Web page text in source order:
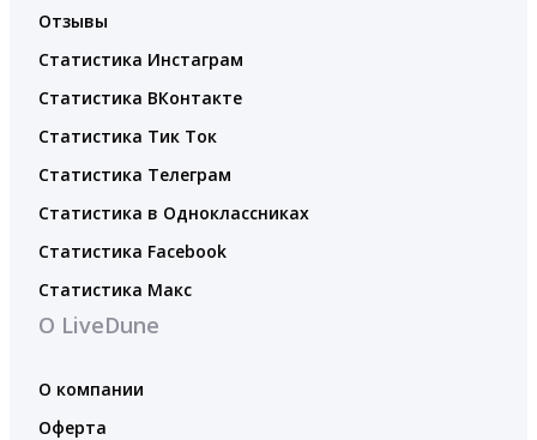
Отзывы
Статистика Инстаграм
Статистика ВКонтакте
Статистика Тик Ток
Статистика Телеграм
Статистика в Одноклассниках
Статистика Facebook
Статистика Макс
О LiveDune
О компании
Оферта